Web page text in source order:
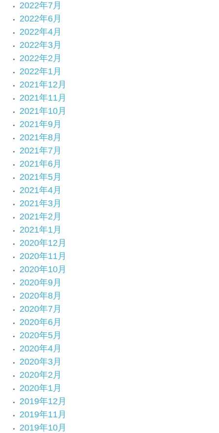
2022年7月
2022年6月
2022年4月
2022年3月
2022年2月
2022年1月
2021年12月
2021年11月
2021年10月
2021年9月
2021年8月
2021年7月
2021年6月
2021年5月
2021年4月
2021年3月
2021年2月
2021年1月
2020年12月
2020年11月
2020年10月
2020年9月
2020年8月
2020年7月
2020年6月
2020年5月
2020年4月
2020年3月
2020年2月
2020年1月
2019年12月
2019年11月
2019年10月